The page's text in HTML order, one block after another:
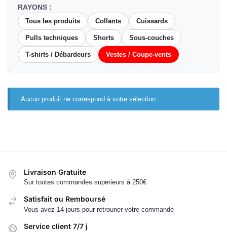
RAYONS :
Tous les produits
Collants Cuissards
Pulls techniques Shorts Sous-couches
T-shirts / Débardeurs Vestes / Coupe-vents
Aucun produit ne correspond à votre sélection.
Livraison Gratuite
Sur toutes commandes superieurs à 250€
Satisfait ou Remboursé
Vous avez 14 jours pour retrouner votre commande
Service client 7/7 j